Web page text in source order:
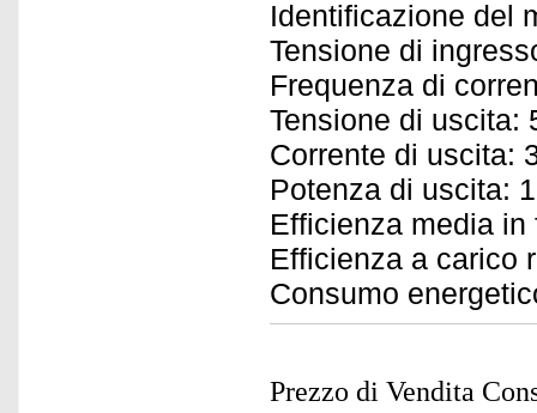
Identificazione del
Tensione di
Frequenza di
Tensione di uscita:
Corrente di uscita:
Potenza di uscita:
Efficienza media
Efficienza a carico
Consumo
Prezzo di Vendita